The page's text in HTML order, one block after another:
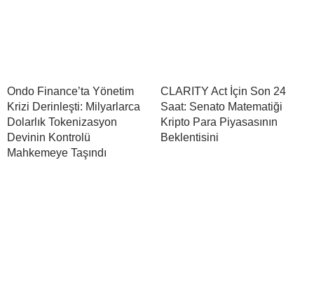
Ondo Finance’ta Yönetim
Krizi Derinleşti: Milyarlarca
Dolarlık Tokenizasyon
Devinin Kontrolü
Mahkemeye Taşındı
CLARITY Act İçin Son 24
Saat: Senato Matematiği
Kripto Para Piyasasının
Beklentisini